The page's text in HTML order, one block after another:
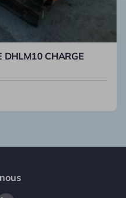
DHLM10 CHARGE